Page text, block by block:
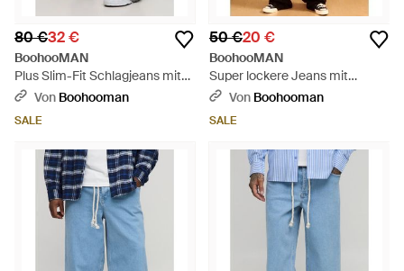
80 €32 €
BoohooMAN
Plus Slim-Fit Schlagjeans mit
Applikation - Grau
Von Boohooman
SALE
50 €20 €
BoohooMAN
Super lockere Jeans mit
Stickerei - Schwarz
Von Boohooman
SALE